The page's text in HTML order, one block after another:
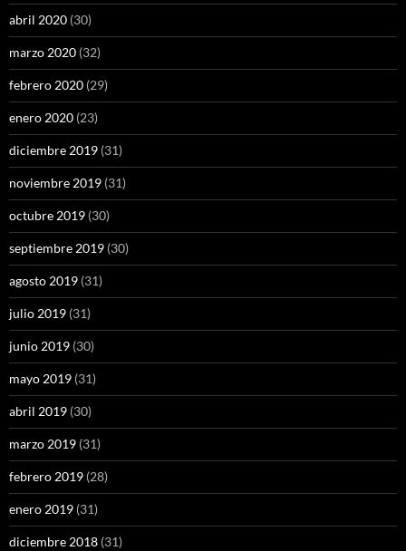
abril 2020 (30)
marzo 2020 (32)
febrero 2020 (29)
enero 2020 (23)
diciembre 2019 (31)
noviembre 2019 (31)
octubre 2019 (30)
septiembre 2019 (30)
agosto 2019 (31)
julio 2019 (31)
junio 2019 (30)
mayo 2019 (31)
abril 2019 (30)
marzo 2019 (31)
febrero 2019 (28)
enero 2019 (31)
diciembre 2018 (31)